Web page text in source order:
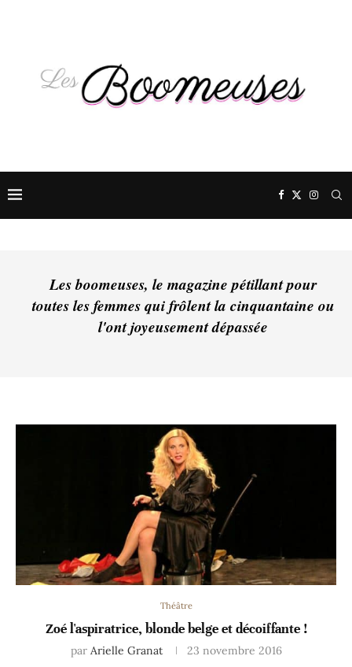
Les boomeuses, le magazine pétillant pour
toutes les femmes qui frôlent la cinquantaine ou
l'ont joyeusement dépassée
Théâtre
Zoé l'aspiratrice, blonde belge et décoiffante !
par Arielle Granat 23 novembre 2016